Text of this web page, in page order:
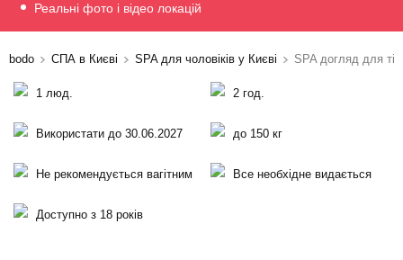
Реальні фото і відео локацій
bodo СПА в Києві SPA для чоловіків у Києві SPA догляд для
1 люд. 2 год.
Використати до 30.06.2027 до 150 кг
Не рекомендується вагітним Все необхідне видається
Доступно з 18 років